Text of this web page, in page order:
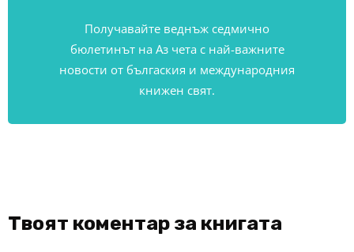
Получавайте веднъж седмично
бюлетинът на Аз чета с най-важните
новости от бългаския и международния
книжен свят.
Твоят коментар за книгата